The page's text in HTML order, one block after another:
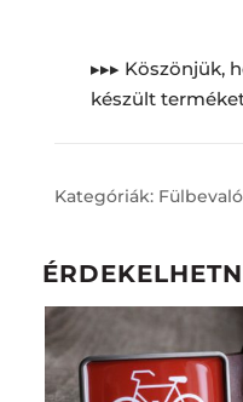
▸▸▸ Köszönjük,
készült
Kategóriák: